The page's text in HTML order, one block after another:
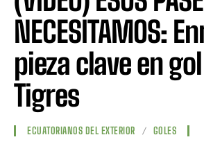
NECESITAMOS:
pieza clave en
Tigres
ECUATORIANOS DEL EXTERIOR GOLES